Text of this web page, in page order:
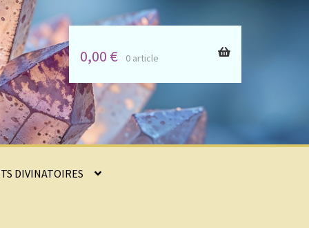
DIVINATOIRES
0,00 € 0 article